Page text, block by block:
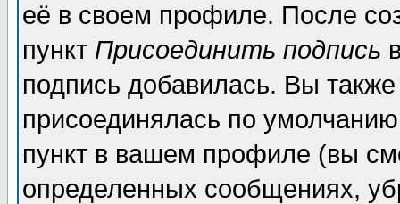
её в своем профиле. После
пункт Присоединить подпись
подпись добавилась. Вы
присоединялась по
пункт в вашем профиле (вы
определенных сообщениях,